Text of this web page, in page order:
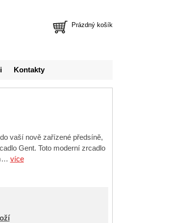
Prázdný košík
Kontakty
vaší nově zařízené předsíně,
Gent. Toto moderní zrcadlo
více